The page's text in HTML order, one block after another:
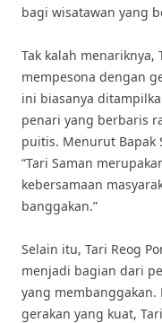
bagi wisatawan yang
Tak kalah menariknya,
mempesona dengan
ini biasanya
penari yang berbaris
puitis. Menurut Bapak
“Tari Saman
kebersamaan
banggakan.”
Selain itu, Tari Reog
menjadi bagian dari
yang membanggakan.
gerakan yang kuat,